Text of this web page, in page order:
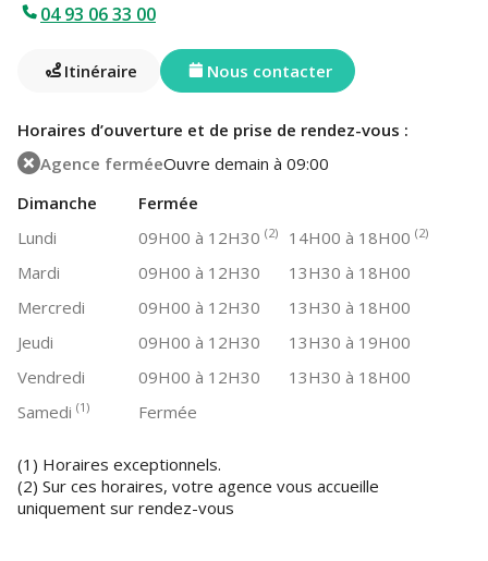
04 93 06 33 00
Itinéraire Nous contacter
Horaires d’ouverture et de prise de rendez-vous :
Agence ferméeOuvre demain à 09:00
Dimanche
Fermée
Lundi
09H00 à 12H30 (2) 14H00 à 18H00 (2)
Mardi 09H00 à 12H30
13H30 à 18H00
Mercredi
09H00 à 12H30
13H30 à 18H00
Jeudi
09H00 à 12H30
13H30 à 19H00
Vendredi
09H00 à 12H30
13H30 à 18H00
Samedi (1) Fermée
(1) Horaires exceptionnels.
(2) Sur ces horaires, votre agence vous accueille
uniquement sur rendez-vous